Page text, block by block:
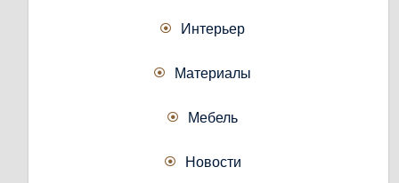
Интерьер
Материалы
Мебель
Новости